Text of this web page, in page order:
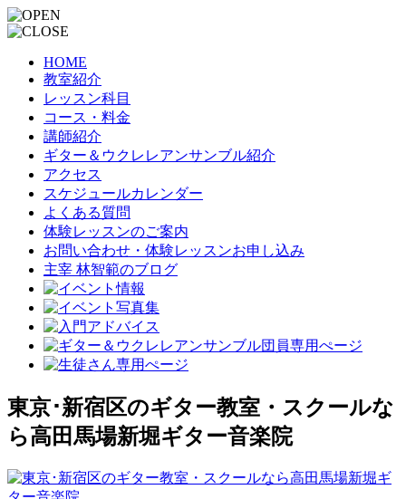
HOME
教室紹介
レッスン科目
コース・料金
講師紹介
ギター＆ウクレレアンサンブル紹介
アクセス
スケジュールカレンダー
よくある質問
体験レッスンのご案内
お問い合わせ・体験レッスンお申し込み
主宰 林智範のブログ
東京･新宿区のギター教室・スクールな
ら高田馬場新堀ギター音楽院